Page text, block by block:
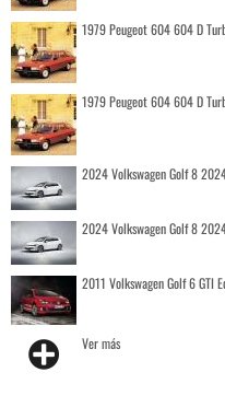
1979 Peugeot 604 604 D
1979 Peugeot 604 604 D
2024 Volkswagen Golf 8
2024 Volkswagen Golf 8
2011 Volkswagen Golf 6 GTI
Ver más